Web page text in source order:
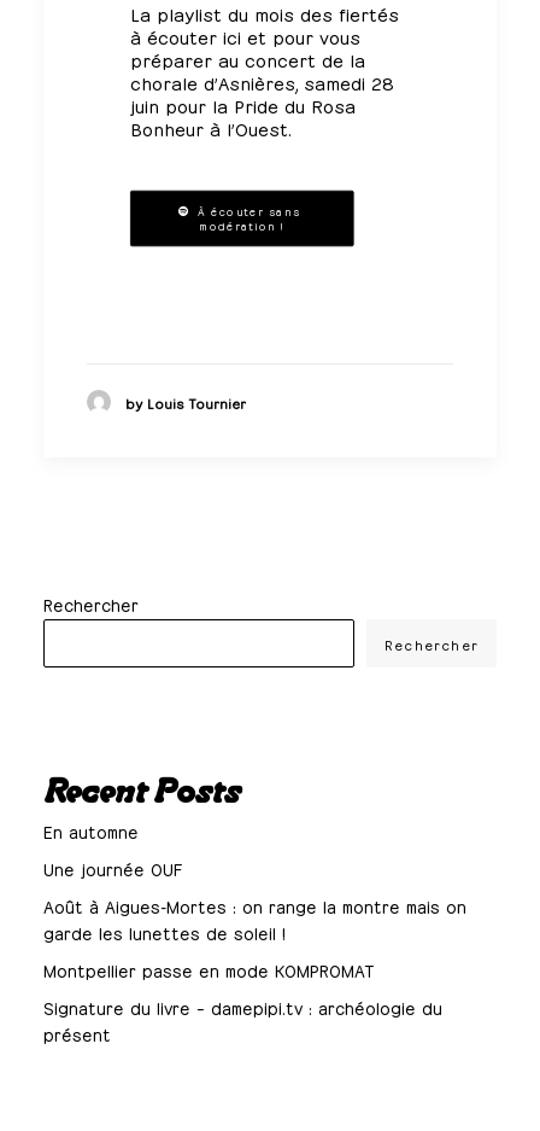
La playlist du mois des fiertés
à écouter ici et pour vous
préparer au concert de la
chorale d’Asnières , samedi 28
juin pour la Pride du Rosa
Bonheur à l’Ouest.
À écouter sans
modération !
by Louis Tournier
Rechercher
Rechercher
Recent Posts
En automne
Une journée OUF
Août à Aigues-Mortes : on range la montre mais on
garde les lunettes de soleil !
Montpellier passe en mode KOMPROMAT
Signature du livre – damepipi.tv : archéologie du
présent